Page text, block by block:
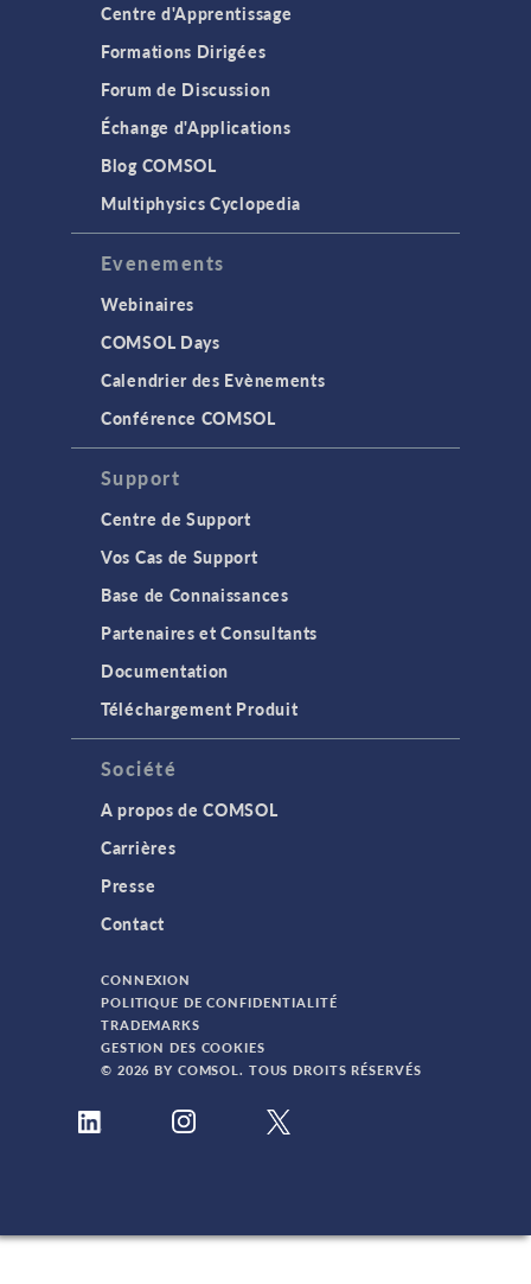
Centre d'Apprentissage
Formations Dirigées
Forum de Discussion
Échange d'Applications
Blog COMSOL
Multiphysics Cyclopedia
Evenements
Webinaires
COMSOL Days
Calendrier des Evènements
Conférence COMSOL
Support
Centre de Support
Vos Cas de Support
Base de Connaissances
Partenaires et Consultants
Documentation
Téléchargement Produit
Société
A propos de COMSOL
Carrières
Presse
Contact
CONNEXION
POLITIQUE DE CONFIDENTIALITÉ
TRADEMARKS
GESTION DES COOKIES
© 2026 BY COMSOL. TOUS DROITS RÉSERVÉS